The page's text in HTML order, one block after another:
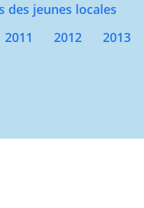
des jeunes locales
2011 2012
2013